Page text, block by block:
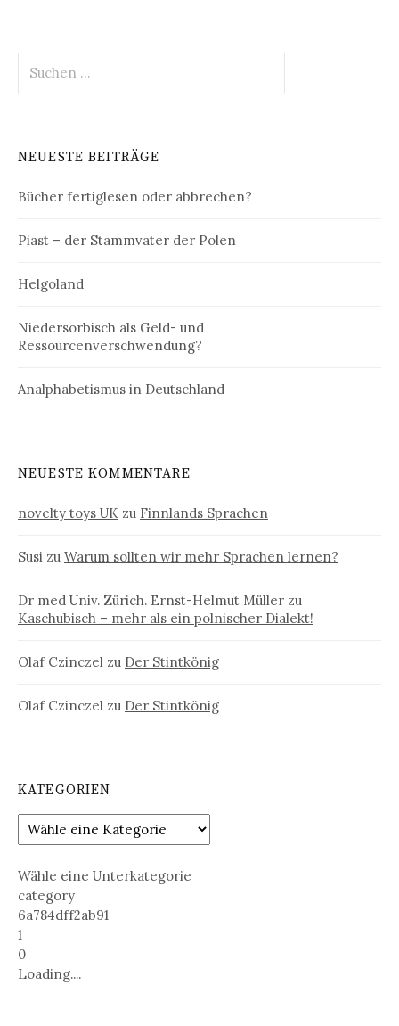
nach:
NEUESTE BEITRÄGE
Bücher fertiglesen oder abbrechen?
Piast – der Stammvater der Polen
Helgoland
Niedersorbisch als Geld- und
Ressourcenverschwendung?
Analphabetismus in Deutschland
NEUESTE KOMMENTARE
novelty toys UK zu Finnlands Sprachen
Susi zu Warum sollten wir mehr Sprachen lernen?
Dr med Univ. Zürich. Ernst-Helmut Müller zu
Kaschubisch – mehr als ein polnischer Dialekt!
Olaf Czinczel zu Der Stintkönig
Olaf Czinczel zu Der Stintkönig
KATEGORIEN
Wähle eine Unterkategorie
category
6a784dff2ab91
1
0
Loading....